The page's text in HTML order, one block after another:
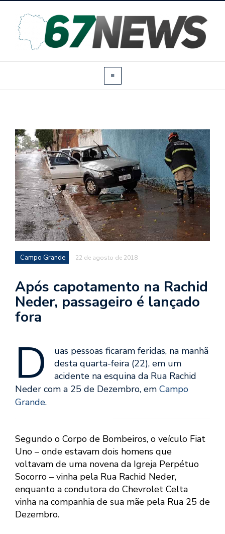
Campo Grande 22 de agosto de 2018
Após capotamento na Rachid
Neder, passageiro é lançado
fora
D
uas pessoas ficaram feridas, na manhã
desta quarta-feira (22), em um
acidente na esquina da Rua Rachid
Neder com a 25 de Dezembro, em Campo
Grande.
Segundo o Corpo de Bombeiros, o veículo Fiat
Uno – onde estavam dois homens que
voltavam de uma novena da Igreja Perpétuo
Socorro – vinha pela Rua Rachid Neder,
enquanto a condutora do Chevrolet Celta
vinha na companhia de sua mãe pela Rua 25 de
Dezembro.